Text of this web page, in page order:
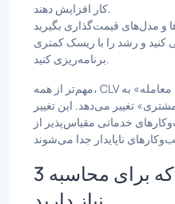
کار افزایش دهند.
کنید و رشد را با ریسک کمتری
برنامه‌ریزی کنید.
مهم‌تر از همه، CLV طرز فکر شما را از «بستن یک معامله» به
تغییر می‌دهد. این تغییر
خدماتی مقیاس‌پذیر از
3 ورودی اصلی که برای محاسبه CLV